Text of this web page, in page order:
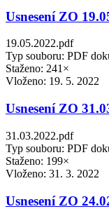
Usnesení ZO
19.05.2022.pdf
Typ souboru: PDF
Staženo: 241×
Vloženo: 19. 5. 2022
Usnesení ZO
31.03.2022.pdf
Typ souboru: PDF
Staženo: 199×
Vloženo: 31. 3. 2022
Usnesení ZO